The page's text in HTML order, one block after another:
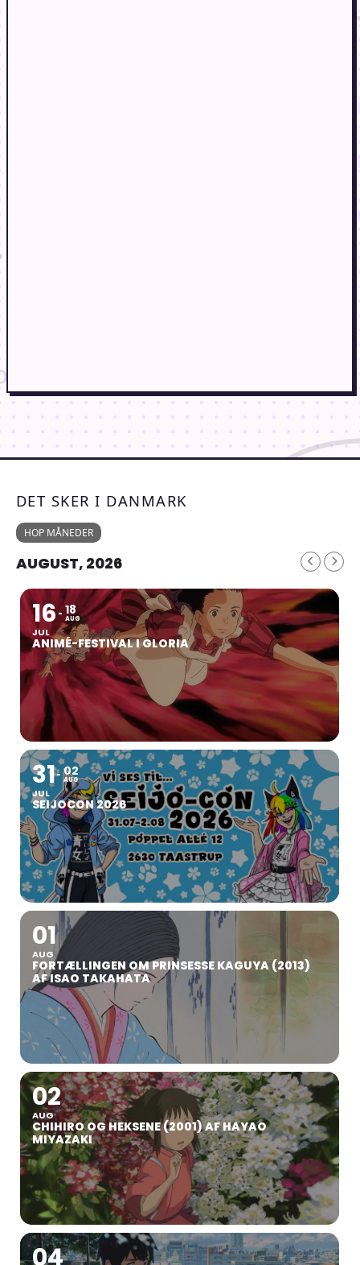
DET SKER I DANMARK
HOP MÅNEDER
AUGUST, 2026
16
JUL
18
AUG
ANIMÉ-FESTIVAL I GLORIA
31
JUL
02
AUG
SEIJOCON 2026
01
AUG
FORTÆLLINGEN OM PRINSESSE KAGUYA (2013)
AF ISAO TAKAHATA
02
AUG
CHIHIRO OG HEKSENE (2001) AF HAYAO
MIYAZAKI
04